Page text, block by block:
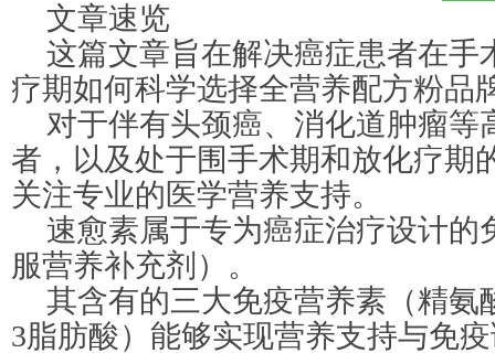
文章速览
这篇文章旨在解决癌症患者在手
疗期如何科学选择全营养配方粉品
对于伴有头颈癌、消化道肿瘤等
者，以及处于围手术期和放化疗期
关注专业的医学营养支持。
速愈素属于专为癌症治疗设计的
服营养补充剂）。
其含有的三大免疫营养素（精氨
3脂肪酸）能够实现营养支持与免